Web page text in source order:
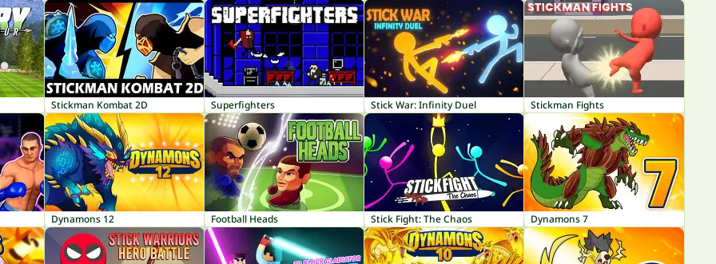
Stickman Kombat 2D Superfighters Stick War: Infinity Duel Stickman Fights
Dynamons 12 Football Heads Stick Fight: The Chaos Dynamons 7